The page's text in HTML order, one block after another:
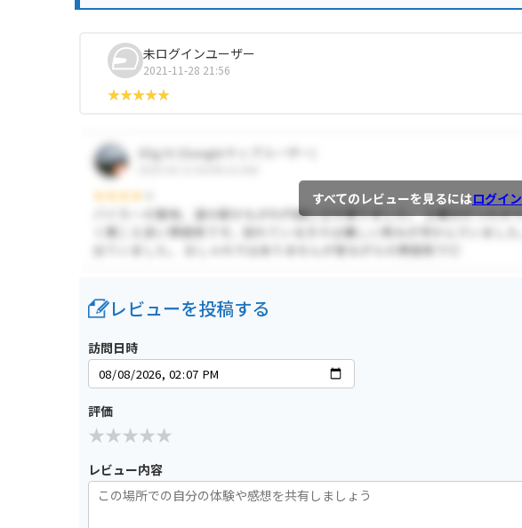
未ログインユーザー
2021-11-28 21:56
すべてのレビューを見るにはログイン
レビューを投稿する
訪問日時
評価
レビュー内容